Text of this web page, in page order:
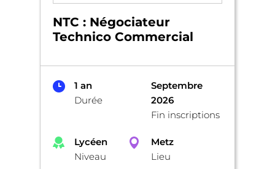
NTC : Négociateur
Technico Commercial
1 an
Durée
Septembre
2026
Fin inscriptions
Lycéen
Niveau
Metz
Lieu